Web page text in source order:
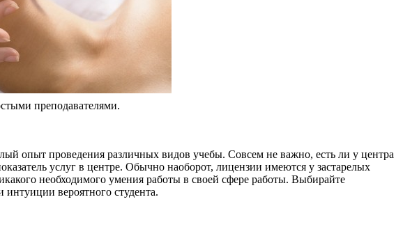
преподавателями.
опыт проведения различных видов учебы. Совсем не важно, есть ли у центра
услуг в центре. Обычно наоборот, лицензии имеются у застарелых
необходимого умения работы в своей сфере работы. Выбирайте
вероятного студента.